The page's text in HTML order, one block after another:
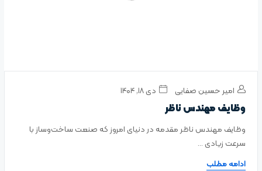
امیر حسین صفایی دی ۱۸, ۱۴۰۴
وظایف مهندس ناظر
وظایف مهندس ناظر مقدمه در دنیای امروز که صنعت ساخت‌وساز با
سرعت زیادی ...
ادامه مطلب